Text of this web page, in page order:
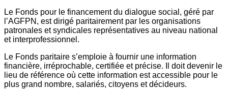
Le Fonds pour le financement du dialogue social, géré par
l’AGFPN, est dirigé paritairement par les organisations
patronales et syndicales représentatives au niveau national
et interprofessionnel.
Le Fonds paritaire s’emploie à fournir une information
financière, irréprochable, certifiée et précise. Il doit devenir le
lieu de référence où cette information est accessible pour le
plus grand nombre, salariés, citoyens et décideurs.